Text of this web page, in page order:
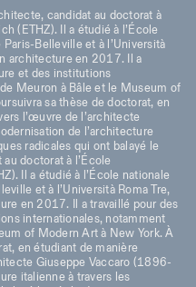
pour recevoir
06 420 421
transport public: Istituto
est situé près du
A arrêt Barberini
14:30–18:00
Studios
Vendredi:
14h30–20h00
Dimanche: 11h00–
Reset
Milan
Reset
Archéologie
Art
Présentation livre
candidat au doctorat à
(ETHZ). Il a étudié à l’École
Belleville et à l’Università
architecture en 2017. Il a
et des institutions
Meuron à Bâle et le Museum of
sa thèse de doctorat, en
l’œuvre de l’architecte
de l’architecture
radicales qui ont balayé le
doctorat à l’École
Il a étudié à l’École nationale
et à l’Università Roma Tre,
en 2017. Il a travaillé pour des
internationales, notamment
of Modern Art à New York. À
en étudiant de manière
Giuseppe Vaccaro (1896-
italienne à travers les